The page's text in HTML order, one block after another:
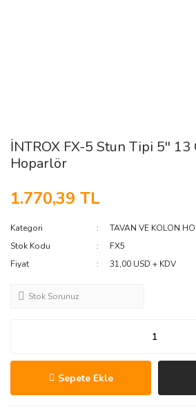
İNTROX FX-5 Stun Tipi 5'' 13
Hoparlör
1.770,39 TL
Kategori
TAVAN VE KOLON
Stok Kodu
FX5
Fiyat
31,00 USD + KDV
Stok Sorunuz
Sepete Ekle